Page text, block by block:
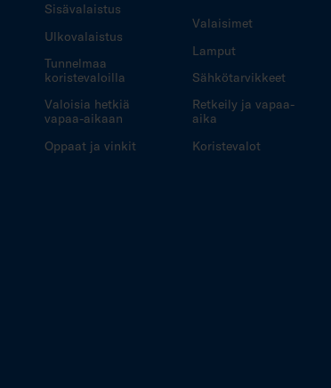
Sisävalaistus
Ulkovalaistus
Tunnelmaa
koristevaloilla
Valoisia hetkiä
vapaa-aikaan
Oppaat ja vinkit
Valaisimet
Lamput
Sähkötarvikkeet
Retkeily ja vapaa-
aika
Koristevalot